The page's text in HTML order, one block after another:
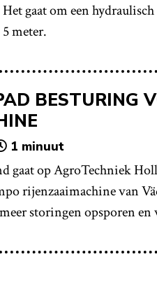
gaat om een
meter.
BESTURING
1 minuut
gaat op AgroTechniek
rijenzaaimachine van
storingen opsporen en